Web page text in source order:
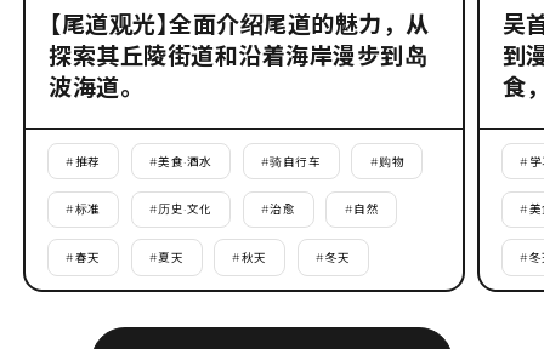
【尾道观光】全面介绍尾道的魅力，从
探索其丘陵街道和沿着海岸漫步到岛
波海道。
#推荐 #美食·酒水 #骑自行车 #购物
#标准 #历史·文化 #治愈 #自然
#春天 #夏天 #秋天 #冬天
吴
到
食
# 学
#美
#冬